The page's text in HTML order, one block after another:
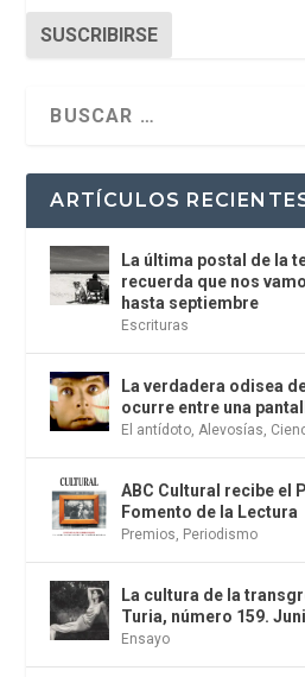
SUSCRIBIRSE
ARTÍCULOS
La última postal de la
recuerda que nos
hasta septiembre
Escrituras
La verdadera odisea
ocurre entre una
El antídoto,Alevosías,
ABC Cultural recibe el
Fomento de la Lectura
Premios, Periodismo
La cultura de la
Turia, número 159.
Ensayo